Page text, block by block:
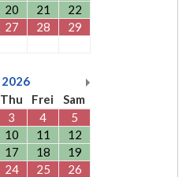
20 21
22
27 28
29
2026
Thu Frei
Sam
3 4
5
10 11
12
17 18
19
24 25
26